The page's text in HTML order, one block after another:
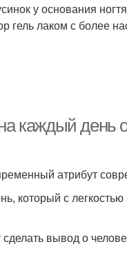
у основания
гель лаком с более
каждый день
атрибут
который с
вывод о